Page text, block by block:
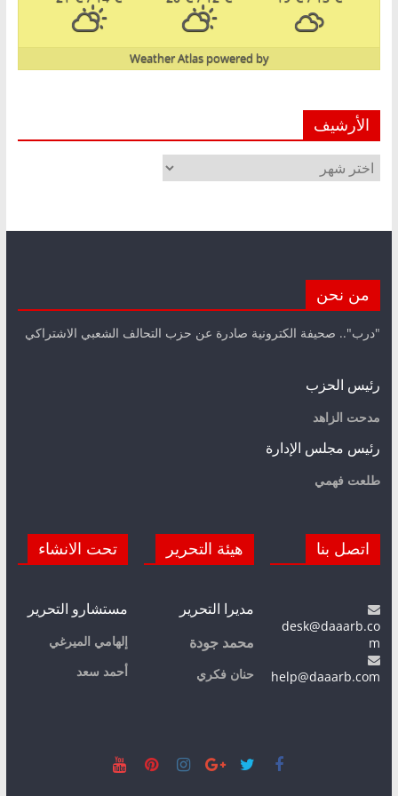
powered by
Weather Atlas
الأرشيف
الأرشيف
من نحن
"درب".. صحيفة الكترونية صادرة عن حزب التحالف الشعبي الاشتراكي
رئيس الحزب
مدحت الزاهد
رئيس مجلس الإدارة
طلعت فهمي
اتصل بنا
desk@daaarb.co
m
help@daaarb.com
هيئة التحرير
مديرا التحرير
محمد جودة
حنان فكري
تحت الانشاء
مستشارو التحرير
إلهامي الميرغي
أحمد سعد